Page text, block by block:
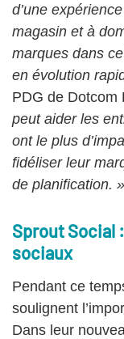
d’une
magasin et à
marques dans
en évolution
PDG de Dotcom
peut aider les
ont le plus
fidéliser leur
de planification. »
Sprout Social
sociaux
Pendant ce
soulignent
Dans leur